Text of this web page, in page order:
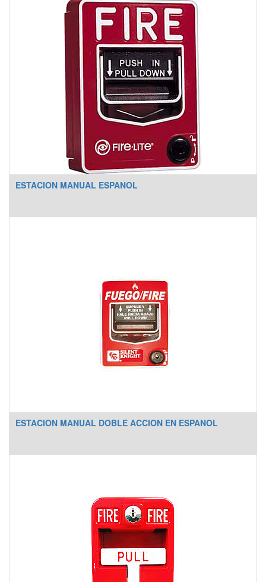
través del bucle -multiplexado V-Plex direccionable.
- Tablilla montada en una pequeña caja de plástico protegida con un tamper.
- Electrónica montada en una pequeña caja de plástico con tapa de
falsificaciones protegida.
- Conveniente para las instalaciones de robo e incendio residenciales y
*El modulo 4101SN solo es compatible con paneles VISTA de incendio
(VISTA32FBT, VISTA128FBPT y VISTA250FBPT).
ESTACION MANUAL ESPANOL
ESTACION MANUAL DOBLE ACCION EN ESPANOL